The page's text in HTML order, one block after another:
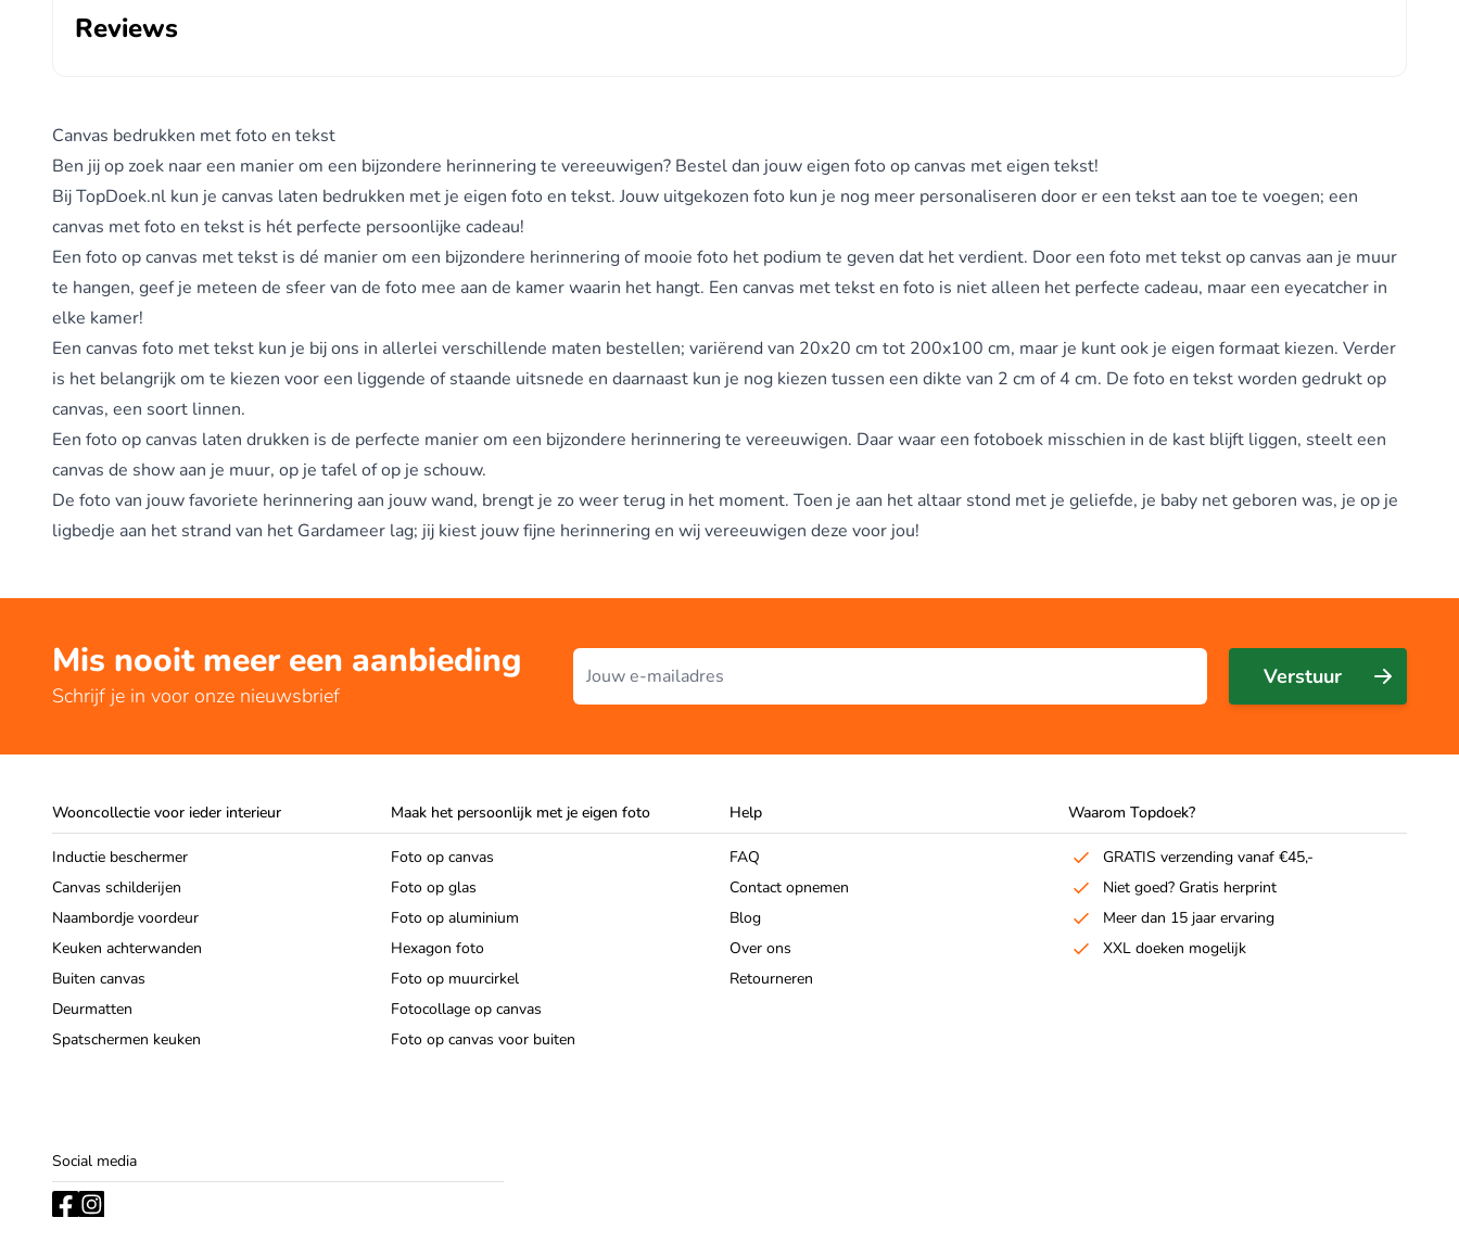
Reviews
Canvas bedrukken met foto en tekst
Ben jij op zoek naar een manier om een bijzondere herinnering te vereeuwigen? Bestel dan jouw eigen foto op canvas met eigen tekst!
Bij TopDoek.nl kun je canvas laten bedrukken met je eigen foto en tekst. Jouw uitgekozen foto kun je nog meer personaliseren door er een tekst aan toe te voegen; een
canvas met foto en tekst is hét perfecte persoonlijke cadeau!
Een foto op canvas met tekst is dé manier om een bijzondere herinnering of mooie foto het podium te geven dat het verdient. Door een foto met tekst op canvas aan je muur
te hangen, geef je meteen de sfeer van de foto mee aan de kamer waarin het hangt. Een canvas met tekst en foto is niet alleen het perfecte cadeau, maar een eyecatcher in
elke kamer!
Een canvas foto met tekst kun je bij ons in allerlei verschillende maten bestellen; variërend van 20x20 cm tot 200x100 cm, maar je kunt ook je eigen formaat kiezen. Verder
is het belangrijk om te kiezen voor een liggende of staande uitsnede en daarnaast kun je nog kiezen tussen een dikte van 2 cm of 4 cm. De foto en tekst worden gedrukt op
canvas, een soort linnen.
Een foto opcanvas laten drukken is de perfecte manier om een bijzondere herinnering te vereeuwigen. Daar waar een fotoboek misschien in de kast blijft liggen, steelt een
canvas de show aan je muur, op je tafel of op je schouw.
De foto van jouw favoriete herinnering aan jouw wand, brengt je zo weer terug in het moment. Toen je aan het altaar stond met je geliefde, je baby net geboren was, je op je
ligbedje aan het strand van het Gardameer lag; jij kiest jouw fijne herinnering en wij vereeuwigen deze voor jou!
Mis nooit meer een aanbieding
Schrijf je in voor onze nieuwsbrief
E-mailadres
Verstuur
Wooncollectie voor ieder interieur
Inductie beschermer
Canvas schilderijen
Naambordje voordeur
Keuken achterwanden
Buiten canvas
Deurmatten
Spatschermen keuken
Maak het persoonlijk met je eigen foto
Foto op canvas
Foto op glas
Foto op aluminium
Hexagon foto
Foto op muurcirkel
Fotocollage op canvas
Foto op canvas voor buiten
Help
FAQ
Contact opnemen
Blog
Over ons
Retourneren
Waarom Topdoek?
GRATIS verzending vanaf €45,-
Niet goed? Gratis herprint
Meer dan 15 jaar ervaring
XXL doeken mogelijk
Social media